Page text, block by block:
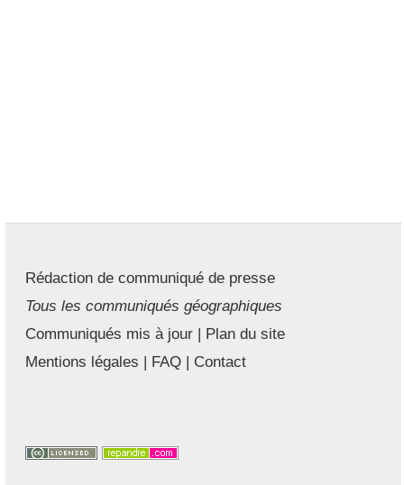
Rédaction de communiqué de presse
Tous les communiqués géographiques
Communiqués mis à jour | Plan du site
Mentions légales | FAQ | Contact